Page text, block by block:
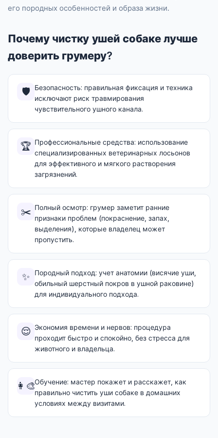
его породных особенностей и образа жизни.
Почему чистку ушей собаке лучше
доверить грумеру?
🛡️
Безопасность: правильная фиксация и техника
исключают риск травмирования
чувствительного ушного канала.
🏆 Профессиональные средства: использование
специализированных ветеринарных лосьонов
для эффективного и мягкого растворения
загрязнений.
✂️ Полный осмотр: грумер заметит ранние
признаки проблем (покраснение, запах,
выделения), которые владелец может
пропустить.
✨
Породный подход: учет анатомии (висячие уши,
обильный шерстный покров в ушной раковине)
для индивидуального подхода.
😌 Экономия времени и нервов: процедура
проходит быстро и спокойно, без стресса для
животного и владельца.
👩‍🎨Обучение: мастер покажет и расскажет, как
правильно чистить уши собаке в домашних
условиях между визитами.